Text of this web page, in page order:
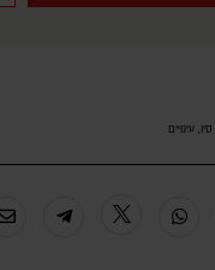
סין, עינויים